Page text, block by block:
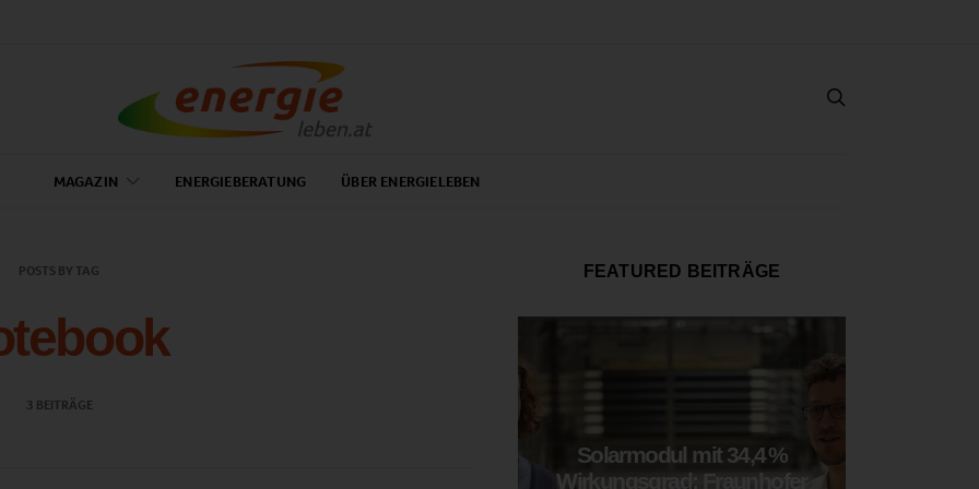
MAGAZIN ENERGIEBERATUNG ÜBER ENERGIELEBEN
POSTS BY TAG
3 BEITRÄGE
FEATURED BEITRÄGE
Solarmodul mit 34,4 %
Wirkungsgrad: Fraunhofer